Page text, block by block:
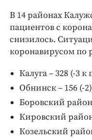
В 14 районах
пациентов с
снизилось.
коронавирусом по
Калуга – 328 (-3
Обнинск – 156 (-
Боровский район
Кировский район
Козельский